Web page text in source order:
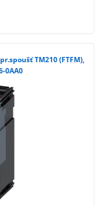
TM210 (FTFM),
0AA0